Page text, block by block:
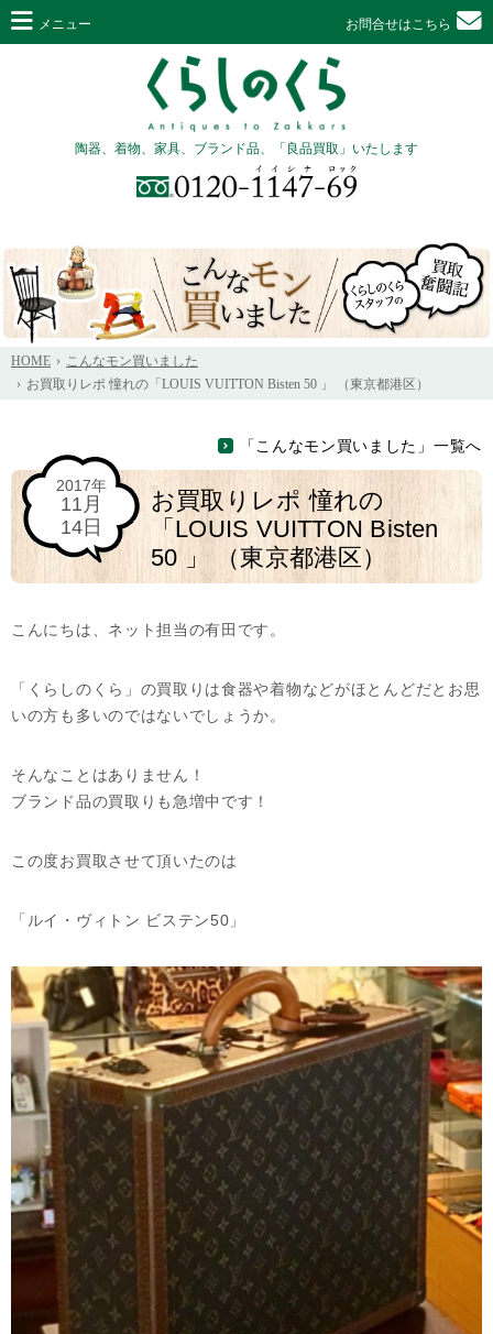
メニュー お問合せはこちら
陶器、着物、家具、ブランド品、「良品買取」いたします
HOME
こんなモン買いました
お買取りレポ 憧れの「LOUIS VUITTON Bisten 50 」 （東京都港区）
「こんなモン買いました」一覧へ
2017年
11月
14日
お買取りレポ 憧れの
「LOUIS VUITTON Bisten
50 」 （東京都港区）
こんにちは、ネット担当の有田です。
「くらしのくら」の買取りは食器や着物などがほとんどだとお思
いの方も多いのではないでしょうか。
そんなことはありません！
ブランド品の買取りも急増中です！
この度お買取させて頂いたのは
「ルイ・ヴィトン ビステン50」